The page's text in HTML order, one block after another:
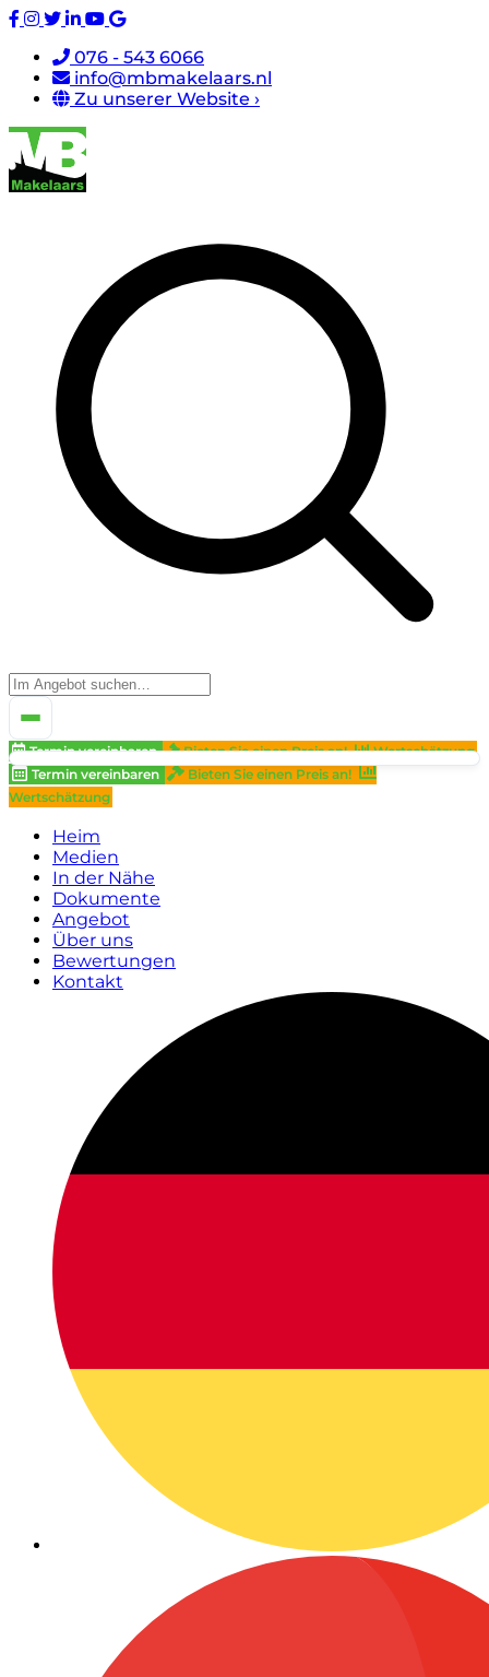
076 - 543 6066
info@mbmakelaars.nl
Zu unserer Website ›
Termin vereinbaren Bieten Sie einen Preis an!
Wertschätzung
Termin vereinbaren
Bieten Sie einen Preis an!
Wertschätzung
Heim
Medien
In der Nähe
Dokumente
Angebot
Über uns
Bewertungen
Kontakt